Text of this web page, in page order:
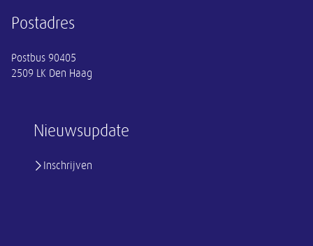
Nieuwsupdate
Inschrijven
Postadres
Postbus 90405
2509 LK Den Haag